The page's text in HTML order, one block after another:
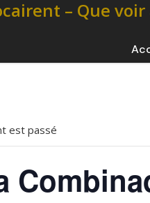
est passé